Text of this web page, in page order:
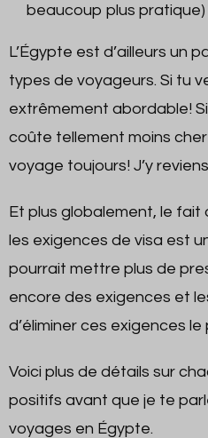
beaucoup plus pratique)
L’Égypte est d’ailleurs un
types de voyageurs. Si tu
extrêmement abordable!
coûte tellement moins
voyage toujours! J’y
Et plus globalement, le fait
les exigences de visa est
pourrait mettre plus de
encore des exigences et
d’éliminer ces exigences le
Voici plus de détails sur
positifs avant que je te
voyages en Égypte.